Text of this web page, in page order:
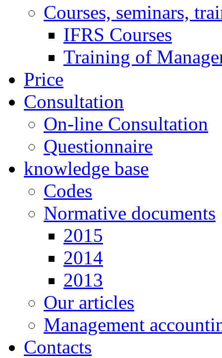
Courses, seminars,
IFRS Courses
Training of
Price
Consultation
On-line Consultation
Questionnaire
knowledge base
Codes
Normative documents
2015
2014
2013
Our articles
Management
Contacts